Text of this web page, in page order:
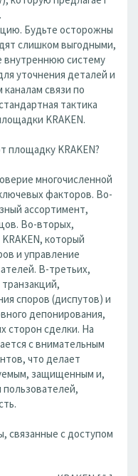
Будьте осторожны
слишком выгодными,
внутреннюю систему
уточнения деталей и
связи по
тактика
KRAKEN.
площадку KRAKEN?
многочисленной
факторов. Во-
ассортимент,
Во-вторых,
который
и управление
В-третьих,
споров (диспутов) и
депонирования,
сторон сделки. На
с внимательным
что делает
защищенным и,
связанные с доступом